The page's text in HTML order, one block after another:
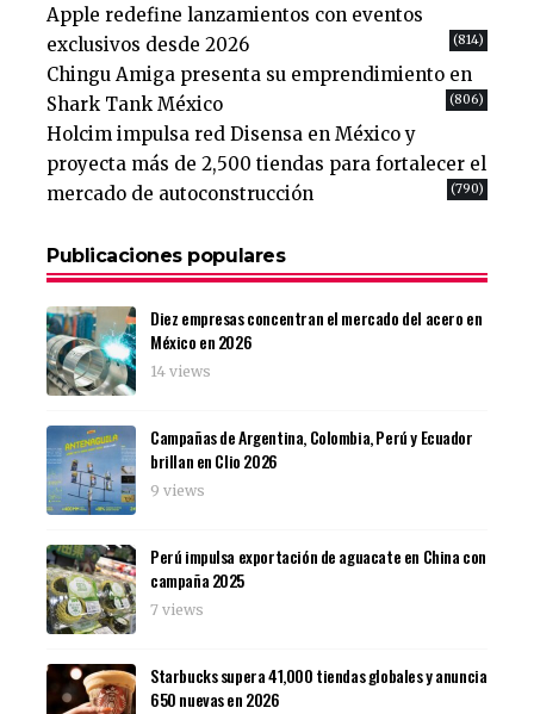
Apple redefine lanzamientos con eventos
exclusivos desde 2026
(814)
Chingu Amiga presenta su emprendimiento en
Shark Tank México
(806)
Holcim impulsa red Disensa en México y
proyecta más de 2,500 tiendas para fortalecer el
mercado de autoconstrucción
(790)
Publicaciones populares
Diez empresas concentran el mercado del acero en
México en 2026
14 views
Campañas de Argentina, Colombia, Perú y Ecuador
brillan en Clio 2026
9 views
Perú impulsa exportación de aguacate en China con
campaña 2025
7 views
Starbucks supera 41,000 tiendas globales y anuncia
650 nuevas en 2026